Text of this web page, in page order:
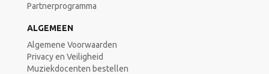
Partnerprogramma
ALGEMEEN
Algemene Voorwaarden
Privacy en Veiligheid
Muziekdocenten bestellen